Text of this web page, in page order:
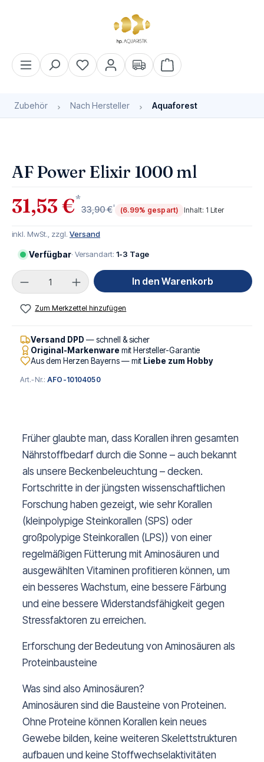
Warenkorb enthält 0
Zubehör Nach Hersteller Aquaforest
AF Power Elixir 1000 ml
31,53 €*
33,90 €* (6.99% gespart) Inhalt: 1 Liter
inkl. MwSt., zzgl. Versand
Verfügbar· Versandart: 1-3 Tage
Produkt Anzahl: Gib den gewünschten Wert
In den Warenkorb
Zum Merkzettel hinzufügen
Versand DPD — schnell & sicher
Original-Markenware mit Hersteller-Garantie
Aus dem Herzen Bayerns — mit Liebe zum Hobby
Art.-Nr.:AFO-10104050
Früher glaubte man, dass Korallen ihren gesamten
Nährstoffbedarf durch die Sonne – auch bekannt
als unsere Beckenbeleuchtung – decken.
Fortschritte in der jüngsten wissenschaftlichen
Forschung haben gezeigt, wie sehr Korallen
(kleinpolypige Steinkorallen (SPS) oder
großpolypige Steinkorallen (LPS)) von einer
regelmäßigen Fütterung mit Aminosäuren und
ausgewählten Vitaminen profitieren können, um
ein besseres Wachstum, eine bessere Färbung
und eine bessere Widerstandsfähigkeit gegen
Stressfaktoren zu erreichen.
Erforschung der Bedeutung von Aminosäuren als
Proteinbausteine
Was sind also Aminosäuren?
Aminosäuren sind die Bausteine von Proteinen.
Ohne Proteine können Korallen kein neues
Gewebe bilden, keine weiteren Skelettstrukturen
aufbauen und keine Stoffwechselaktivitäten